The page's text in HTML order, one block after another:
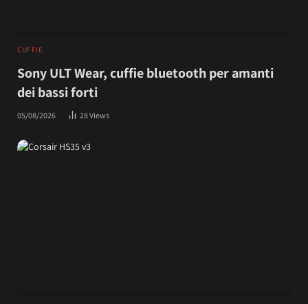
CUFFIE
Sony ULT Wear, cuffie bluetooth per amanti
dei bassi forti
05/08/2026 28Views